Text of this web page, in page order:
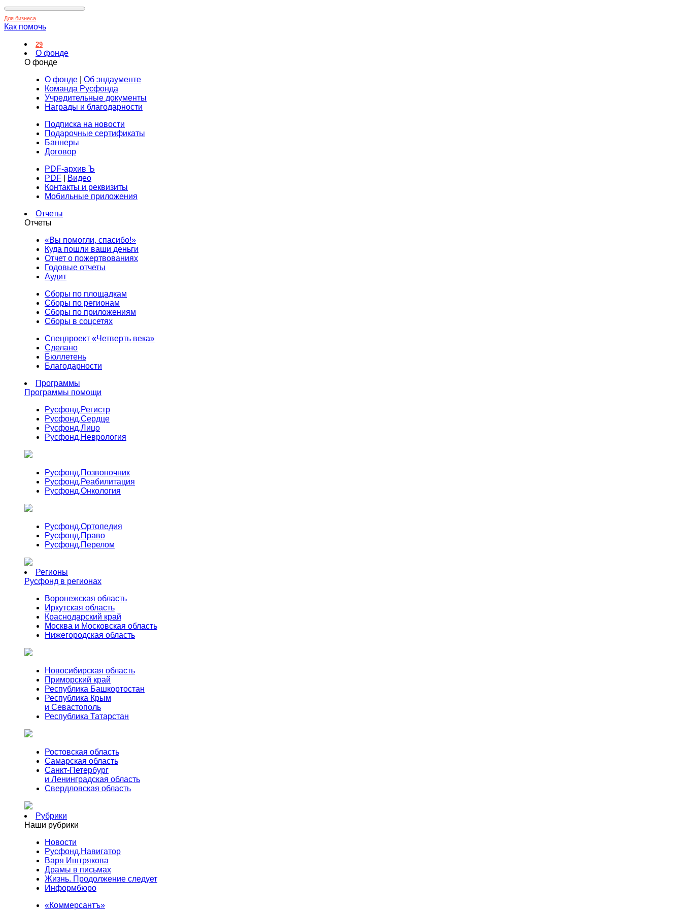
Для бизнеса
Как помочь
29
О фонде
О фонде
О фонде
Об эндаументе
Команда Русфонда
Учредительные документы
Награды и благодарности
Подписка на новости
Подарочные сертификаты
Баннеры
Договор
PDF-архив Ъ
PDF
Видео
Контакты и реквизиты
Мобильные приложения
Отчеты
Отчеты
«Вы помогли, спасибо!»
Куда пошли ваши деньги
Отчет о пожертвованиях
Годовые отчеты
Аудит
Сборы по площадкам
Сборы по регионам
Сборы по приложениям
Сборы в соцсетях
Спецпроект «Четверть века»
Сделано
Бюллетень
Благодарности
Программы
Программы помощи
Русфонд.Регистр
Русфонд.Сердце
Русфонд.Лицо
Русфонд.Неврология
Русфонд.Позвоночник
Русфонд.Реабилитация
Русфонд.Онкология
Русфонд.Ортопедия
Русфонд.Право
Русфонд.Перелом
Регионы
Русфонд в регионах
Воронежская область
Иркутская область
Краснодарский край
Москва и Московская область
Нижегородская область
Новосибирская область
Приморский край
Республика Башкортостан
Республика Крым
и Севастополь
Республика Татарстан
Ростовская область
Самарская область
Санкт-Петербург
и Ленинградская область
Свердловская область
Рубрики
Наши рубрики
Новости
Русфонд.Навигатор
Варя Иштрякова
Драмы в письмах
Жизнь. Продолжение следует
Информбюро
«Коммерсантъ»